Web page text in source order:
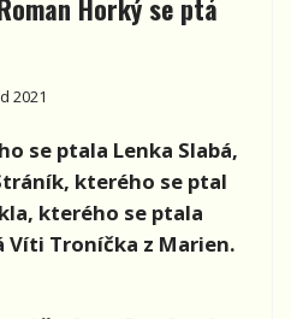
Horký se ptá
2021
se ptala Lenka Slabá,
kterého se ptal
kterého se ptala
Víti Troníčka z Marien.